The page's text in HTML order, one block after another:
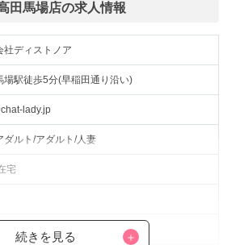
田馬場店の求人情報
社ディストノア
場駅徒歩5分(早稲田通り沿い)
lady.jp
ダルト/アダルト/人妻
宅
続きを見る